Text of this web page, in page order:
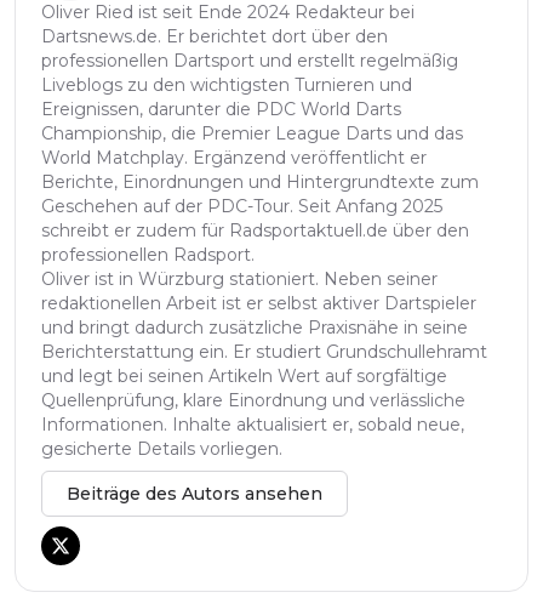
Oliver Ried ist seit Ende 2024 Redakteur bei
Dartsnews.de. Er berichtet dort über den
professionellen Dartsport und erstellt regelmäßig
Liveblogs zu den wichtigsten Turnieren und
Ereignissen, darunter die PDC World Darts
Championship, die Premier League Darts und das
World Matchplay. Ergänzend veröffentlicht er
Berichte, Einordnungen und Hintergrundtexte zum
Geschehen auf der PDC-Tour. Seit Anfang 2025
schreibt er zudem für Radsportaktuell.de über den
professionellen Radsport.
Oliver ist in Würzburg stationiert. Neben seiner
redaktionellen Arbeit ist er selbst aktiver Dartspieler
und bringt dadurch zusätzliche Praxisnähe in seine
Berichterstattung ein. Er studiert Grundschullehramt
und legt bei seinen Artikeln Wert auf sorgfältige
Quellenprüfung, klare Einordnung und verlässliche
Informationen. Inhalte aktualisiert er, sobald neue,
gesicherte Details vorliegen.
Beiträge des Autors ansehen